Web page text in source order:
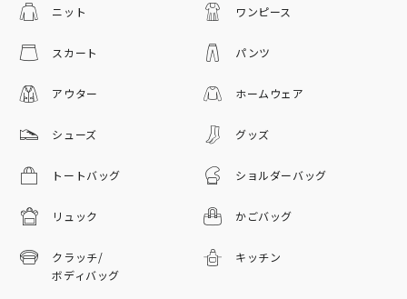
ニット ワンピース
スカート パンツ
アウター ホームウェア
シューズ グッズ
トートバッグ ショルダーバッグ
リュック かごバッグ
クラッチ/
ボディバッグ
キッチン